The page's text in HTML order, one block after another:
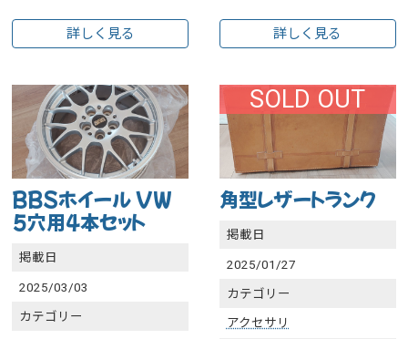
詳しく見る 詳しく見る
BBSホイール VW
5穴用4本セット
掲載日
2025/03/03
カテゴリー
SOLD OUT
角型レザートランク
掲載日
2025/01/27
カテゴリー
アクセサリ